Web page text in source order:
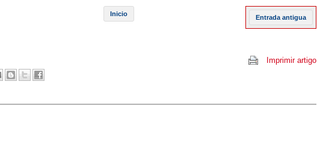
Entrada antigua
Inicio
Imprimir artigo